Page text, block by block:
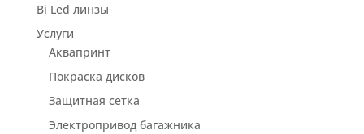
Bi Led линзы
Услуги
Аквапринт
Покраска дисков
Защитная сетка
Электропривод багажника